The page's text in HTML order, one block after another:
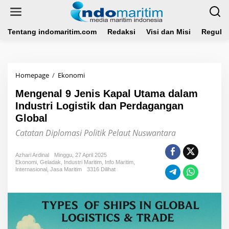
Tentang indomaritim.com Redaksi Visi dan Misi
Homepage / Ekonomi
n
g
e
a
J
e
s
K
a
p
Mengenal 9 Jenis Kapal Utama dalam
Industri Logistik dan Perdagangan
Global
Catatan Diplomasi Politik Pelaut Nuswantara
Azhari Ardinal
Minggu, 27 April 2025
Ekonomi Geladak Industri Maritim Info Maritim
Internasional Jasa Maritim 3316 Dilihat